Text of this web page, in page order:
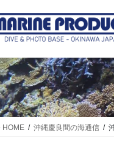
HOME 沖縄慶良間の海通信